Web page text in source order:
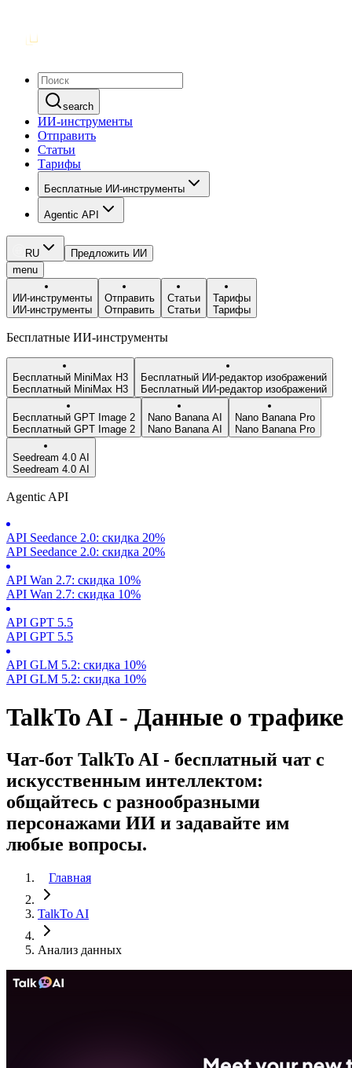
search
ИИ-инструменты
Отправить
Статьи
Тарифы
Бесплатные ИИ-инструменты
Agentic API
RU
Предложить ИИ
menu
ИИ-инструменты
ИИ-инструменты
Отправить
Отправить
Статьи
Статьи
Тарифы
Тарифы
Бесплатные ИИ-инструменты
Бесплатный MiniMax H3
Бесплатный MiniMax H3
Бесплатный ИИ-редактор изображений
Бесплатный ИИ-редактор изображений
Бесплатный GPT Image 2
Бесплатный GPT Image 2
Nano Banana AI
Nano Banana AI
Nano Banana Pro
Nano Banana Pro
Seedream 4.0 AI
Seedream 4.0 AI
Agentic API
API Seedance 2.0: скидка 20%
API Seedance 2.0: скидка 20%
API Wan 2.7: скидка 10%
API Wan 2.7: скидка 10%
API GPT 5.5
API GPT 5.5
API GLM 5.2: скидка 10%
API GLM 5.2: скидка 10%
TalkTo AI - Данные о трафике
Чат-бот TalkTo AI - бесплатный чат с
искусственным интеллектом:
общайтесь с разнообразными
персонажами ИИ и задавайте им
любые вопросы.
Главная
TalkTo AI
Анализ данных